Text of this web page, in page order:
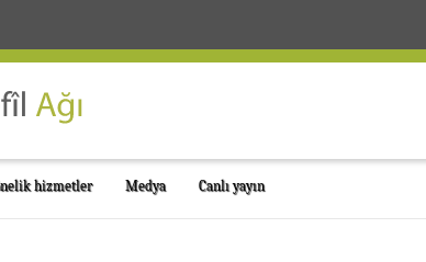
hizmetler Medya Canlı yayın